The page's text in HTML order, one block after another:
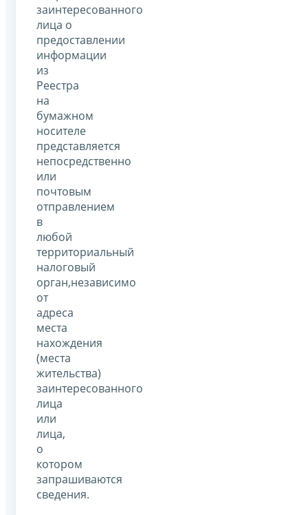
заинтересованного
лица о
предоставлении
информации
из
Реестра
на
бумажном
носителе
представляется
непосредственно
или
почтовым
отправлением
в
любой
территориальный
налоговый
орган,независимо
от
адреса
места
нахождения
(места
жительства)
заинтересованного
лица
или
лица,
о
котором
запрашиваются
сведения.